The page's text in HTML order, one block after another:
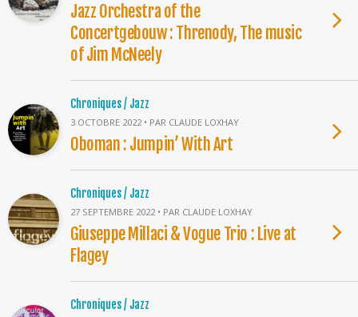
Jazz Orchestra of the
Concertgebouw : Threnody, The music
of Jim McNeely
Chroniques / Jazz
3 OCTOBRE 2022 • PAR CLAUDE LOXHAY
Oboman : Jumpin’ With Art
Chroniques / Jazz
27 SEPTEMBRE 2022 • PAR CLAUDE LOXHAY
Giuseppe Millaci & Vogue Trio : Live at
Flagey
Chroniques / Jazz